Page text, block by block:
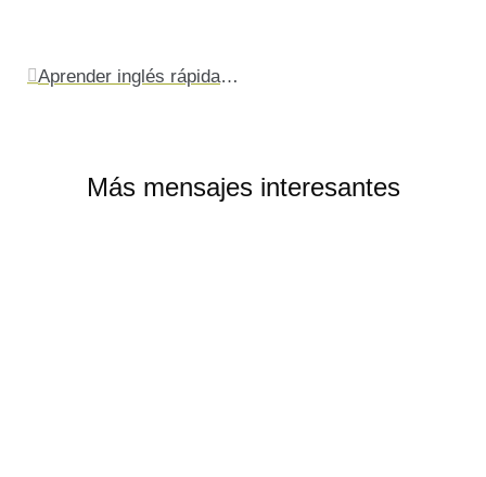
Aprender inglés rápidamente es básico para los futbolistas que fichan por un club británico
Más mensajes interesantes